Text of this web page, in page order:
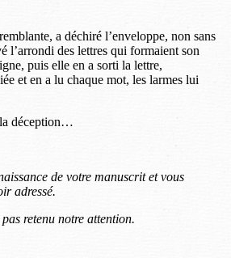
a déchiré l’enveloppe, non sans
l’arrondi des lettres qui formaient son
puis elle en a sorti la lettre,
et en a lu chaque mot, les larmes lui
la déception…
de votre manuscrit et vous
adressé.
retenu notre attention.